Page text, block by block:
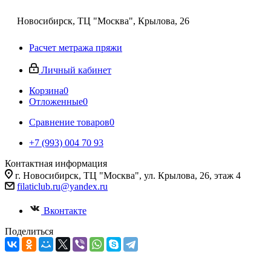
Новосибирск, ТЦ "Москва", Крылова, 26
Расчет метража пряжи
Личный кабинет
Корзина0
Отложенные0
Сравнение товаров0
+7 (993) 004 70 93
Контактная информация
г. Новосибирск, ТЦ "Москва", ул. Крылова, 26, этаж 4
filaticlub.ru@yandex.ru
Вконтакте
Поделиться